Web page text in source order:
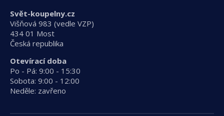
Svět-koupelny.cz
Višňová 983 (vedle VZP)
434 01 Most
Česká republika
Otevírací doba
Po - Pá: 9:00 - 15:30
Sobota: 9:00 - 12:00
Neděle: zavřeno